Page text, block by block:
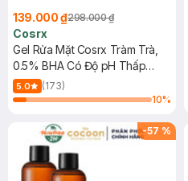
139.000 ₫298.000 ₫
Cosrx
Gel Rửa Mặt Cosrx Tràm Trà,
0.5% BHA Có Độ pH Thấp
150ml
5.0
(173)
10%
-57 %